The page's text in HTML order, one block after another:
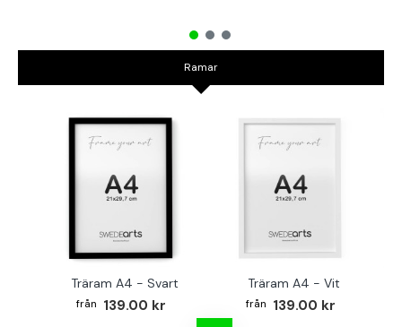
Ramar
Träram A4 - Svart
139.00 kr
Träram A4 - Vit
139.00 kr